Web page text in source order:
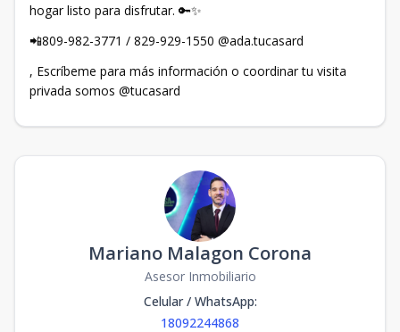
hogar listo para disfrutar. 🔑✨
📲809-982-3771 / 829-929-1550 @ada.tucasard
, Escríbeme para más información o coordinar tu visita
privada somos @tucasard
Mariano Malagon Corona
Asesor Inmobiliario
Celular / WhatsApp:
18092244868